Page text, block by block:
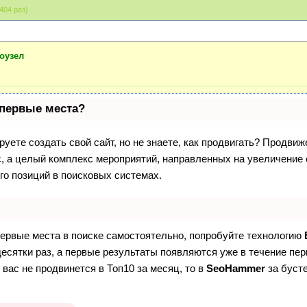
раз)
места?
создать свой сайт, но не знаете, как продвигать?
а целый комплекс мероприятий, направленных на увеличение
позиций в поисковых системах.
места в поиске самостоятельно, попробуйте технологию
раз, а первые результаты появляются уже в течение
не продвинется в Топ10 за месяц, то в SeoHammer за